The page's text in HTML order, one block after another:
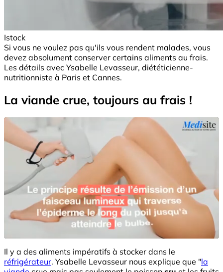
Istock
Si vous ne voulez pas qu'ils vous rendent malades, vous
devez absolument conserver certains aliments au frais.
Les détails avec Ysabelle Levasseur, diététicienne-
nutritionniste à Paris et Cannes.
La viande crue, toujours au frais !
Il y a des aliments impératifs à stocker dans le
réfrigérateur. Ysabelle Levasseur nous explique que "la